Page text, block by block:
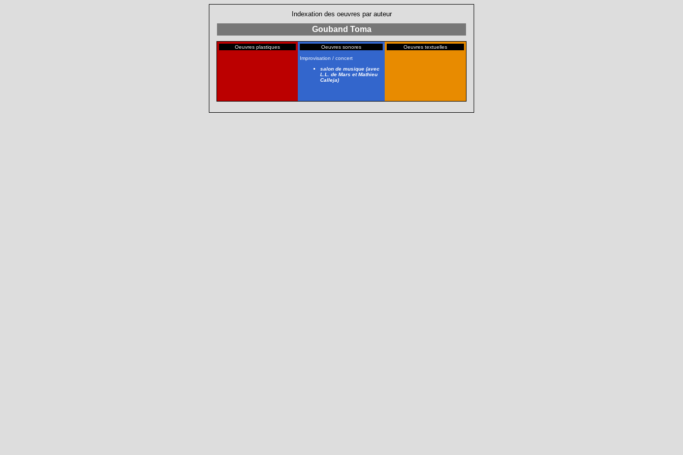
Indexation des oeuvres par auteur
Gouband Toma
Oeuvres plastiques
Oeuvres sonores
Improvisation / concert
salon de musique (avec
L.L. de Mars et Mathieu
Calleja)
Oeuvres textuelles